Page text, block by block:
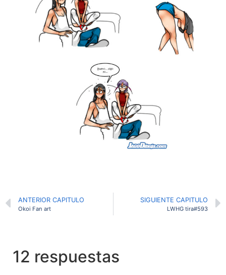
ANTERIOR CAPITULO
Okoi Fan art
SIGUIENTE CAPITULO
LWHG tira#593
12 respuestas